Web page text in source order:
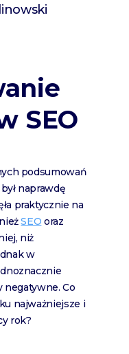
SEO
podsumowań
naprawdę
praktycznie na
SEO oraz
niż
w
negatywne. Co
najważniejsze i
rok?